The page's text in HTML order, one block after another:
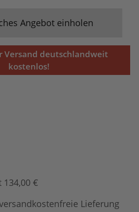
Angebot einholen
Versand deutschlandweit
kostenlos!
134,00 €
Lieferung